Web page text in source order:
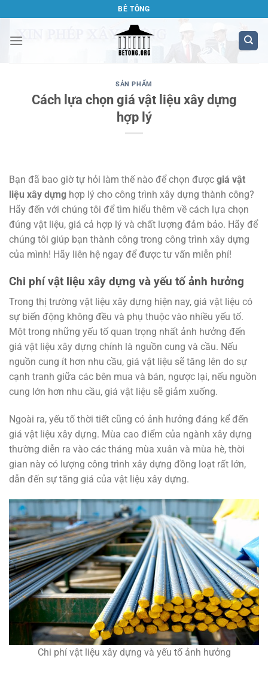
qua
nội
BÊ TÔNG
SẢN PHẨM
Cách lựa chọn giá vật liệu xây dựng
hợp lý
Bạn đã bao giờ tự hỏi làm thế nào để chọn được giá vật
liệu xây dựng hợp lý cho công trình xây dựng thành công?
Hãy đến với chúng tôi để tìm hiểu thêm về cách lựa chọn
đúng vật liệu, giá cả hợp lý và chất lượng đảm bảo. Hãy để
chúng tôi giúp bạn thành công trong công trình xây dựng
của mình! Hãy liên hệ ngay để được tư vấn miễn phí!
Chi phí vật liệu xây dựng và yếu tố ảnh hưởng
Trong thị trường vật liệu xây dựng hiện nay, giá vật liệu có
sự biến động không đều và phụ thuộc vào nhiều yếu tố.
Một trong những yếu tố quan trọng nhất ảnh hưởng đến
giá vật liệu xây dựng chính là nguồn cung và cầu. Nếu
nguồn cung ít hơn nhu cầu, giá vật liệu sẽ tăng lên do sự
cạnh tranh giữa các bên mua và bán, ngược lại, nếu nguồn
cung lớn hơn nhu cầu, giá vật liệu sẽ giảm xuống.
Ngoài ra, yếu tố thời tiết cũng có ảnh hưởng đáng kể đến
giá vật liệu xây dựng. Mùa cao điểm của ngành xây dựng
thường diễn ra vào các tháng mùa xuân và mùa hè, thời
gian này có lượng công trình xây dựng đồng loạt rất lớn,
dẫn đến sự tăng giá của vật liệu xây dựng.
Chi phí vật liệu xây dựng và yếu tố ảnh hưởng